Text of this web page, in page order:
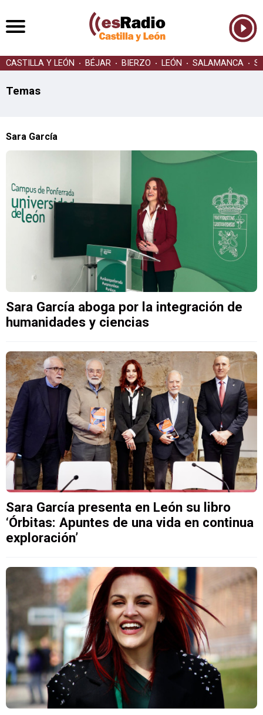
CASTILLA Y LEÓN BÉJAR BIERZO LEÓN SALAMANCA
Temas
Sara García
Sara García aboga por la integración de
humanidades y ciencias
Sara García presenta en León su libro
‘Órbitas: Apuntes de una vida en continua
exploración’